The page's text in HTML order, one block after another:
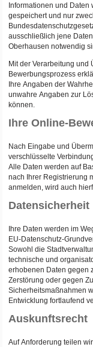
Informationen und
gespeichert und nur
ausschließlich jene
Oberhausen notwendig
Mit der Verarbeitung und
Bewerbungsprozess
Ihre Angaben der
unwahre Angaben zur
können.
Ihre Online-
Nach Eingabe und
verschlüsselte
Alle Daten werden auf
nach Ihrer Registrierung
anmelden, wird auch
Datensicherheit
Ihre Daten werden im
EU-Datenschutz-
Sowohl die
technische und
erhobenen Daten gegen
Zerstörung oder gegen
Sicherheitsmaßnahmen
Entwicklung fortlaufend
Auskunftsrecht
Auf Anforderung teilen